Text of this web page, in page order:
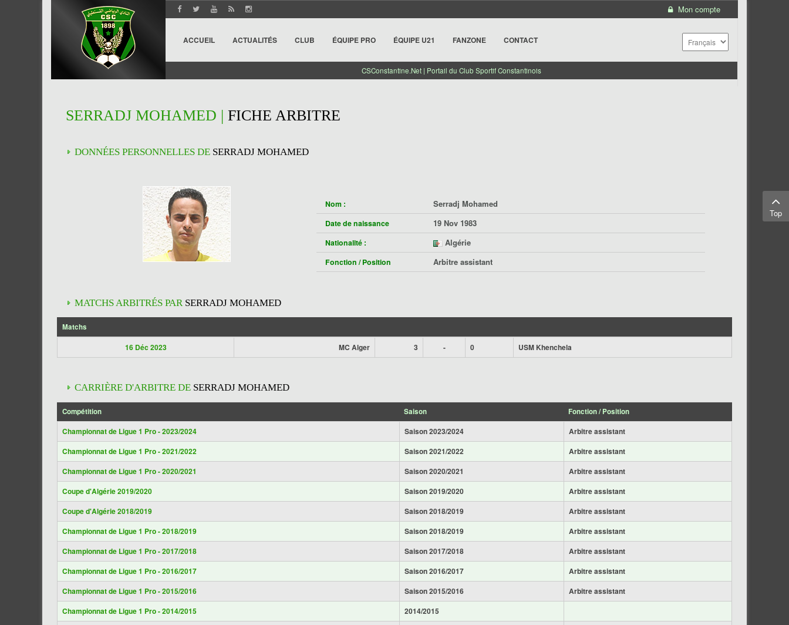
Mon compte
ACCUEIL ACTUALITÉS CLUB ÉQUIPE PRO ÉQUIPE U21 FANZONE CONTACT
CSConstantine.Net | Portail du Club Sportif Constantinois
SERRADJ MOHAMED | FICHE ARBITRE
DONNÉES PERSONNELLES DE SERRADJ MOHAMED
Nom : Serradj Mohamed
Date de naissance 19 Nov 1983
Nationalité : Algérie
Fonction / Position Arbitre assistant
MATCHS ARBITRÉS PAR SERRADJ MOHAMED
Matchs
16 Déc 2023 MC Alger 3 - 0 USM Khenchela
CARRIÈRE D'ARBITRE DE SERRADJ MOHAMED
Compétition Saison Fonction / Position
Championnat de Ligue 1 Pro - 2023/2024 Saison 2023/2024
Arbitre assistant
Championnat de Ligue 1 Pro - 2021/2022
Saison 2021/2022
Arbitre assistant
Championnat de Ligue 1 Pro - 2020/2021
Saison 2020/2021
Arbitre assistant
Coupe d'Algérie 2019/2020
Saison 2019/2020
Arbitre assistant
Coupe d'Algérie 2018/2019
Saison 2018/2019
Arbitre assistant
Championnat de Ligue 1 Pro - 2018/2019
Saison 2018/2019
Arbitre assistant
Championnat de Ligue 1 Pro - 2017/2018
Saison 2017/2018
Arbitre assistant
Championnat de Ligue 1 Pro - 2016/2017
Saison 2016/2017
Arbitre assistant
Championnat de Ligue 1 Pro - 2015/2016
Saison 2015/2016
Arbitre assistant
Championnat de Ligue 1 Pro - 2014/2015
2014/2015
Top